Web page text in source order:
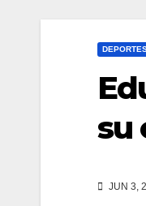
su
JUN 3,